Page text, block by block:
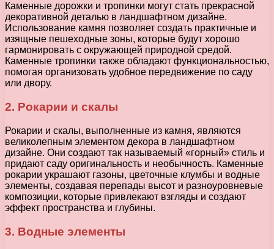
Каменные дорожки и тропинки могут стать прекрасной
декоративной деталью в ландшафтном дизайне.
Использование камня позволяет создать практичные и
изящные пешеходные зоны, которые будут хорошо
гармонировать с окружающей природной средой.
Каменные тропинки также обладают функциональностью,
помогая организовать удобное передвижение по саду
или двору.
2. Рокарии и скалы
Рокарии и скалы, выполненные из камня, являются
великолепным элементом декора в ландшафтном
дизайне. Они создают так называемый «горный» стиль и
придают саду оригинальность и необычность. Каменные
рокарии украшают газоны, цветочные клумбы и водные
элементы, создавая перепады высот и разноуровневые
композиции, которые привлекают взгляды и создают
эффект пространства и глубины.
3. Водные элементы